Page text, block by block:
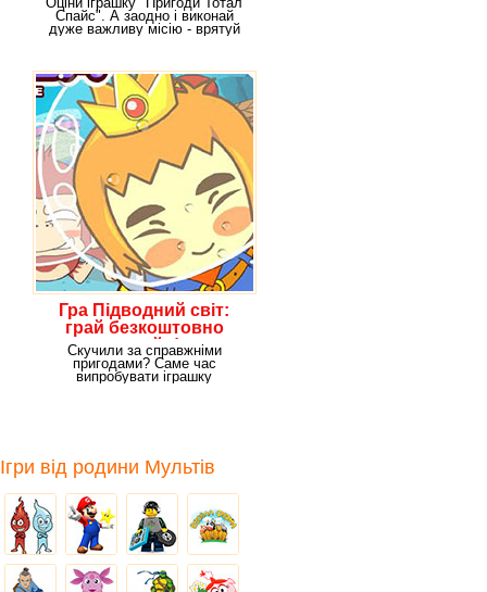
Спайс". А заодно і виконай
дуже важливу місію - врятуй
Гра Підводний світ:
грай безкоштовно
онлайн!
Скучили за справжніми
пригодами? Саме час
випробувати іграшку
Ігри від родини Мультів